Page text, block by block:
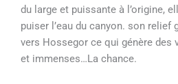
du large et puissante à l’origine,
puiser l’eau du canyon. son
vers Hossegor ce qui génère des
et immenses…La chance.